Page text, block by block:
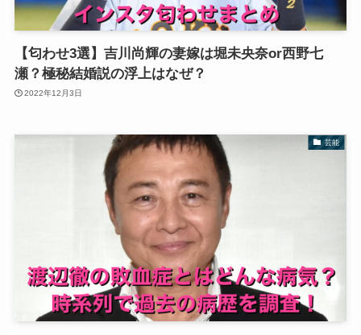
【匂わせ3選】吉川尚輝の妻嫁は堀未央奈or西野七
瀬？極秘結婚説の浮上はなぜ？
2022年12月3日
芸能